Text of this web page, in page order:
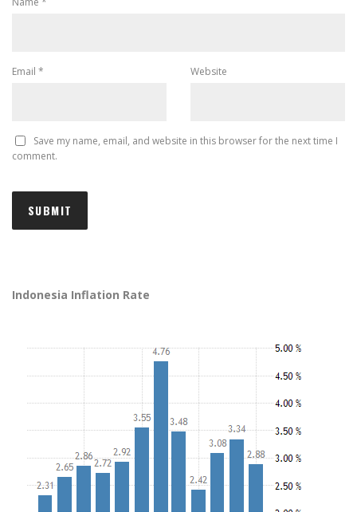
Email * Website
Save my name, email, and website in this browser for the next time I
comment.
Indonesia Inflation Rate